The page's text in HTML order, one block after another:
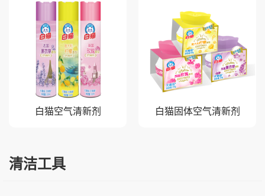
白猫空气清新剂 白猫固体空气清新剂
清洁工具